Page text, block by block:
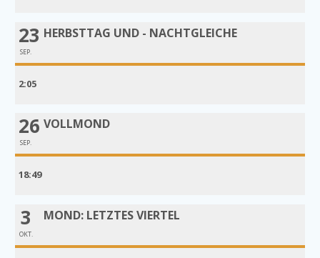
23
SEP.
HERBSTTAG UND - NACHTGLEICHE
2:05
26
SEP.
VOLLMOND
18:49
3
OKT.
MOND: LETZTES VIERTEL